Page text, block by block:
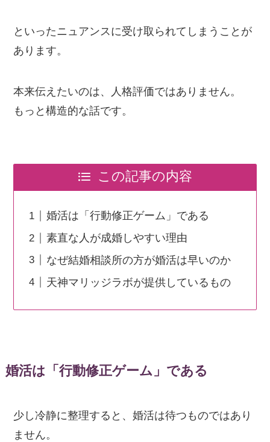
といったニュアンスに受け取られてしまうことが
あります。
本来伝えたいのは、人格評価ではありません。
もっと構造的な話です。
この記事の内容
婚活は「行動修正ゲーム」である
素直な人が成婚しやすい理由
なぜ結婚相談所の方が婚活は早いのか
天神マリッジラボが提供しているもの
婚活は「行動修正ゲーム」である
少し冷静に整理すると、婚活は待つものではあり
ません。